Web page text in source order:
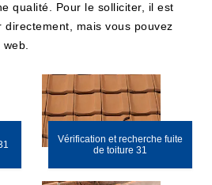
qualité. Pour le solliciter, il est
directement, mais vous pouvez
Vérification et recherche fuite
de toiture 31